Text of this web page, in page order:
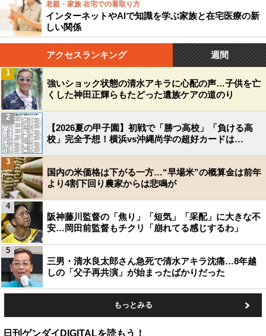
老親・家族 在宅での看取り方
インターネットやAIで知識を学ぶ家族と在宅医療の新
しい関係
アクセスランキング 週間
強いショック状態の清水アキラに心配の声…子供を亡
くした神田正輝らもたどった遺族ケアの道のり
1
【2026夏の甲子園】初戦で「勝つ高校」「負ける高
校」完全予想！横浜vs沖縄尚学の超好カードは…
2
国内の米価格は下がる一方…“早場米”の概算金は前年
より4割下回り農家からは悲鳴が
3
阪神藤川監督の「焦り」「短気」「采配」に大きな不
安…岡田前監督もチクリ「崩れてる感じするわ」
4
三男・清水良太郎さん急死で清水アキラ沈痛…8年越
しの「父子再共演」が始まったばかりだった
5
もっとみる
日刊ゲンダイDIGITALを読もう！